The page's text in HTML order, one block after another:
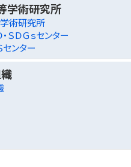
学術研究所
術研究所
ＳＤＧｓセンター
センター